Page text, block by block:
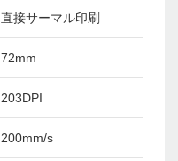
直接サーマル印刷
72mm
203DPI
200mm/s